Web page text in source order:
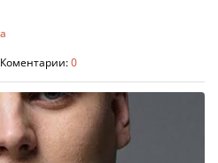
Коментарии:0